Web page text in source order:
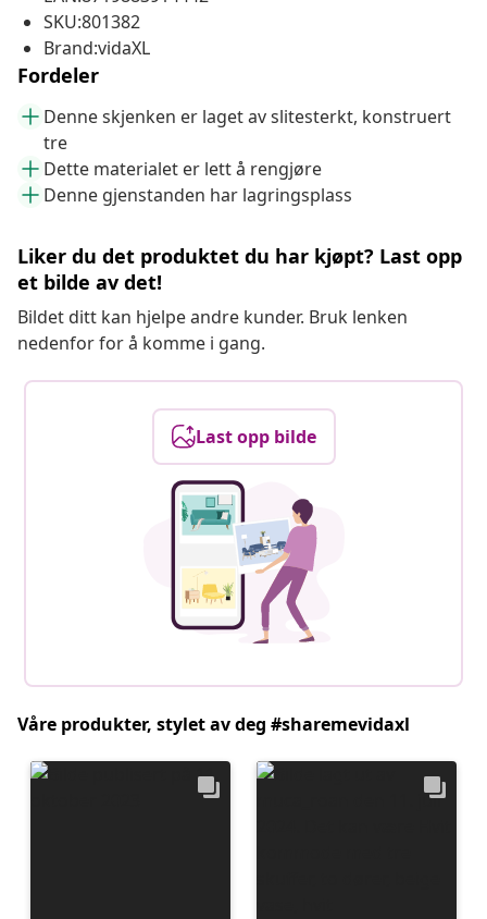
SKU:801382
Brand:vidaXL
Fordeler
Denne skjenken er laget av slitesterkt, konstruert
tre
Dette materialet er lett å rengjøre
Denne gjenstanden har lagringsplass
Liker du det produktet du har kjøpt? Last opp
et bilde av det!
Bildet ditt kan hjelpe andre kunder. Bruk lenken
nedenfor for å komme i gang.
Last opp bilde
Våre produkter, stylet av deg #sharemevidaxl